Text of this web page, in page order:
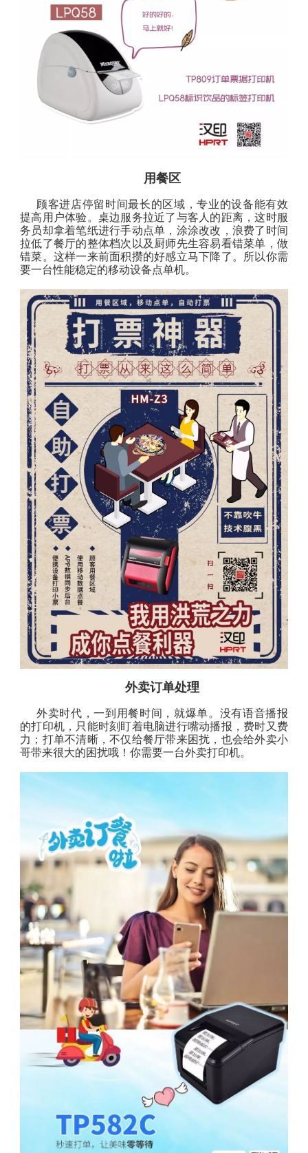
用餐区
顾客进店停留时间最长的区域，专业的设备能有效
提高用户体验。桌边服务拉近了与客人的距离，这时服
务员却拿着笔纸进行手动点单，涂涂改改，浪费了时间
拉低了餐厅的整体档次以及厨师先生容易看错菜单，做
错菜。这样一来前面积攒的好感立马下降了。所以你需
要一台性能稳定的移动设备点单机。
外卖订单处理
外卖时代，一到用餐时间，就爆单。没有语音播报
的打印机，只能时刻盯着电脑进行嘴动播报，费时又费
力；打单不清晰，不仅给餐厅带来困扰，也会给外卖小
哥带来很大的困扰哦！你需要一台外卖打印机。